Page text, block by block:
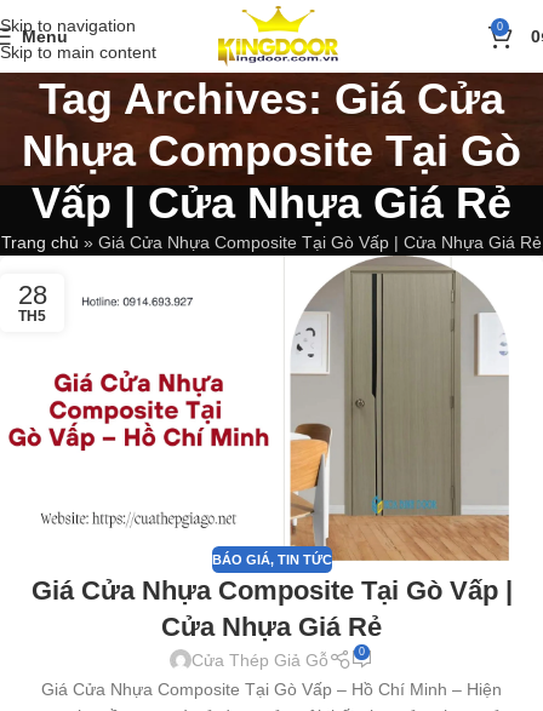
Skip to navigation
Skip to main content
Menu 0 0
Tag Archives: Giá Cửa
Nhựa Composite Tại Gò
Vấp | Cửa Nhựa Giá Rẻ
Trang chủ » Giá Cửa Nhựa Composite Tại Gò Vấp | Cửa Nhựa Giá Rẻ
28
TH5
BÁO GIÁ, TIN TỨC
Giá Cửa Nhựa Composite Tại Gò Vấp |
Cửa Nhựa Giá Rẻ
Cửa Thép Giả Gỗ 0
Giá Cửa Nhựa Composite Tại Gò Vấp – Hồ Chí Minh – Hiện